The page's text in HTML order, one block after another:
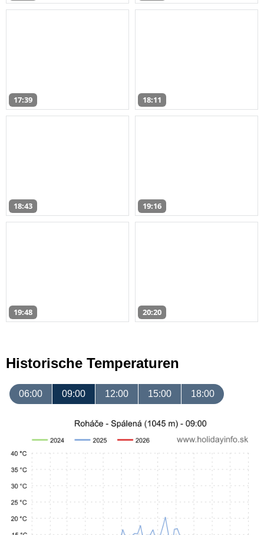
17:39 18:11
18:43 19:16
19:48 20:20
Historische Temperaturen
06:00 09:00 12:00 15:00 18:00